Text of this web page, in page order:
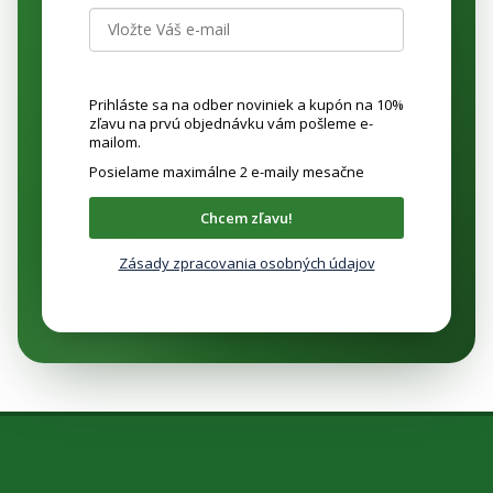
Prihláste sa na odber noviniek a kupón na 10%
zľavu na prvú objednávku vám pošleme e-
mailom.
Posielame maximálne 2 e-maily mesačne
Chcem zľavu!
Zásady zpracovania osobných údajov